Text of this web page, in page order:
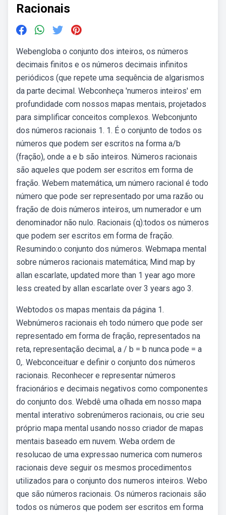
Racionais
Webengloba o conjunto dos inteiros, os números
decimais finitos e os números decimais infinitos
periódicos (que repete uma sequência de algarismos
da parte decimal. Webconheça 'numeros inteiros' em
profundidade com nossos mapas mentais, projetados
para simplificar conceitos complexos. Webconjunto
dos números racionais 1. 1. É o conjunto de todos os
números que podem ser escritos na forma a/b
(fração), onde a e b são inteiros. Números racionais
são aqueles que podem ser escritos em forma de
fração. Webem matemática, um número racional é todo
número que pode ser representado por uma razão ou
fração de dois números inteiros, um numerador e um
denominador não nulo. Racionais (q):todos os números
que podem ser escritos em forma de fração.
Resumindo:o conjunto dos números. Webmapa mental
sobre números racionais matemática; Mind map by
allan escarlate, updated more than 1 year ago more
less created by allan escarlate over 3 years ago 3.
Webtodos os mapas mentais da página 1.
Webnúmeros racionais eh todo número que pode ser
representado em forma de fração, representados na
reta, representação decimal, a / b = b nunca pode = a
0,. Webconceituar e definir o conjunto dos números
racionais. Reconhecer e representar números
fracionários e decimais negativos como componentes
do conjunto dos. Webdê uma olhada em nosso mapa
mental interativo sobrenúmeros racionais, ou crie seu
próprio mapa mental usando nosso criador de mapas
mentais baseado em nuvem. Weba ordem de
resolucao de uma expressao numerica com numeros
racionais deve seguir os mesmos procedimentos
utilizados para o conjunto dos numeros inteiros. Webo
que são números racionais. Os números racionais são
todos os números que podem ser escritos em forma